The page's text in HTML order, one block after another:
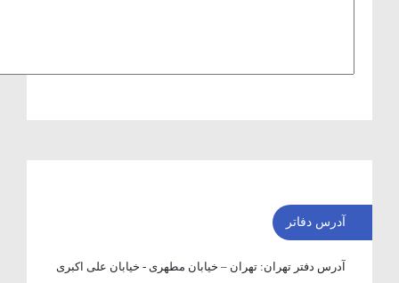
آدرس دفاتر
آدرس دفتر تهران: تهران – خیابان مطهری - خیابان علی اکبری